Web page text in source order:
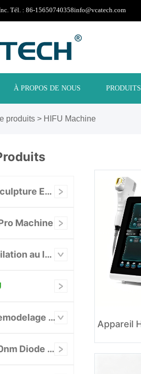
Tél. : 86-15650740358info@vcatech.com
À PROPOS DE NOUS PRODUITS
produits > HIFU Machine
Machine de sculpture EMS
Machine
Machine d'épilation au laser
Appareil de remodelage et d'amincissement du corps
980nm +1470nm Diode Laser System